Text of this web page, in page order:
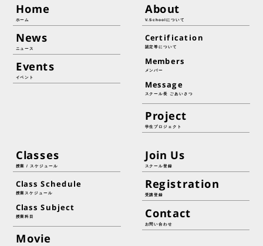
Home
ホーム
News
ニュース
Events
イベント
About
V.Schoolについて
Certification
認定等について
Members
メンバー
Message
スクール長 ごあいさつ
Project
学生プロジェクト
Classes
授業 / スケジュール
Class Schedule
授業スケジュール
Class Subject
授業科目
Movie
Join Us
スクール登録
Registration
受講登録
Contact
お問い合わせ